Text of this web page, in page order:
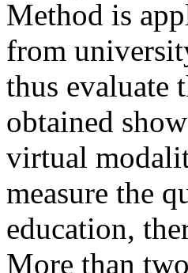
Method is
from
thus evaluate
obtained
virtual
measure the
education,
More than